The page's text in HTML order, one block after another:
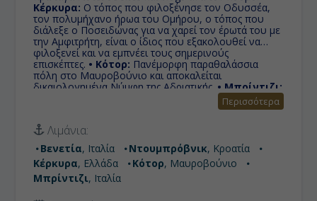
Κέρκυρα: Ο τόπος που φιλοξένησε τον Οδυσσέα,
τον πολυμήχανο ήρωα του Ομήρου, ο τόπος που
διάλεξε ο Ποσειδώνας για να χαρεί τον έρωτά του με
την Αμφιτρήτη, είναι ο ίδιος που εξακολουθεί να
φιλοξενεί και να εμπνέει τους σημερινούς
επισκέπτες. • Κότορ: Πανέμορφη παραθαλάσσια
πόλη στο Μαυροβούνιο και αποκαλείται
δικαιολογημένα Νύμφη της Αδριατικής. • Μπρίντιζι:
Στα ανοιχτά των ακτών της Αδριατικής, τo Ιταλικό
Mπρίντιζι, είναι πόλη στην Απούλια και σημαντικό
λιμάνι.
Περισσότερα
Λιμάνια:
Βενετία, Ιταλία Ντουμπρόβνικ, Κροατία
Κέρκυρα, Ελλάδα Κότορ, Μαυροβούνιο
Μπρίντιζι, Ιταλία